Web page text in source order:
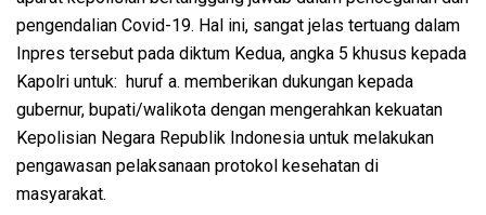
pengendalian Covid-19. Hal ini, sangat jelas tertuang dalam
Inpres tersebut pada diktum Kedua, angka 5 khusus kepada
Kapolri untuk: huruf a. memberikan dukungan kepada
gubernur, bupati/walikota dengan mengerahkan kekuatan
Kepolisian Negara Republik Indonesia untuk melakukan
pengawasan pelaksanaan protokol kesehatan di
masyarakat.